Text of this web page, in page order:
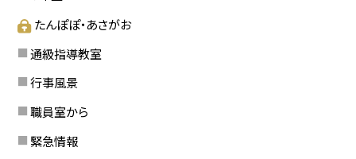
たんぽぽ・あさがお
通級指導教室
行事風景
職員室から
緊急情報